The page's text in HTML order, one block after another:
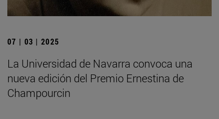
07 | 03 | 2025
La Universidad de Navarra convoca una
nueva edición del Premio Ernestina de
Champourcin